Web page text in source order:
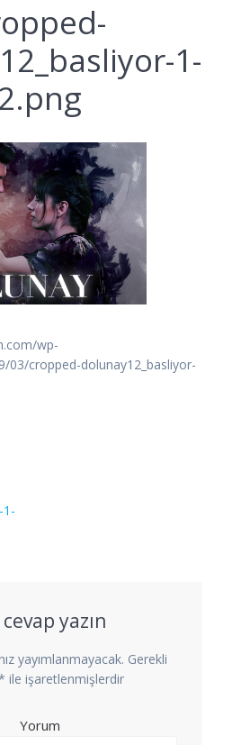
1-
2.png
wp-
03/cropped-dolunay12_basliyor-
1-
yazın
yayımlanmayacak. Gerekli
ile işaretlenmişlerdir
Yorum